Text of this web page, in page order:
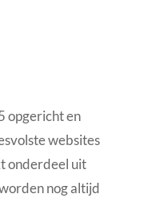
opgericht en
websites
onderdeel uit
nog altijd